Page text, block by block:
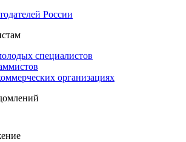
России
специалистов
организациях